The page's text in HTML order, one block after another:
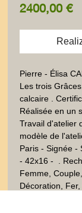
2400,00 €
Pierre - Élisa
Les trois
calcaire .
Réalisée en un
Travail d'atelier
modèle de
Paris - Signée -
- 42x16 -  .
Femme,
Décoration,